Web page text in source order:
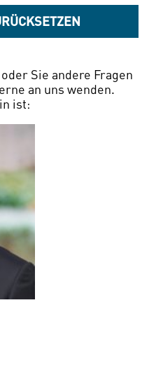
Sie andere Fragen
an uns wenden.
ist: